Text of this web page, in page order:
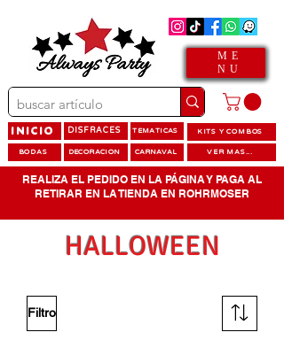
ME
NU
INICIO DISFRACES TEMATICAS KITS Y COMBOS
BODAS DECORACION CARNAVAL VER MAS...
REALIZA EL PEDIDO EN LA PÁGINA Y PAGA AL
RETIRAR EN LA TIENDA EN ROHRMOSER
HALLOWEEN
Filtro